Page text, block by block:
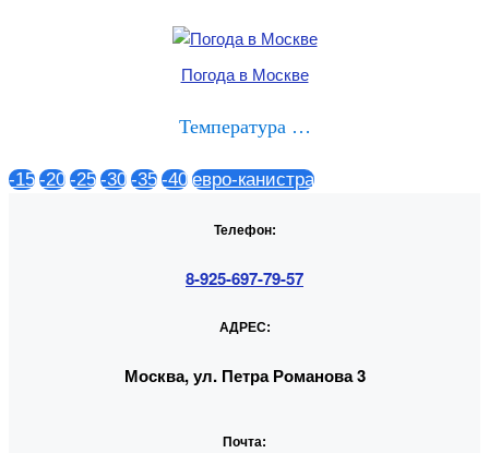
Погода в Москве
Температура …
-15 -20 -25 -30 -35 -40 евро-канистра
Телефон:
8-925-697-79-57
АДРЕС:
Москва, ул. Петра Романова 3
Почта: